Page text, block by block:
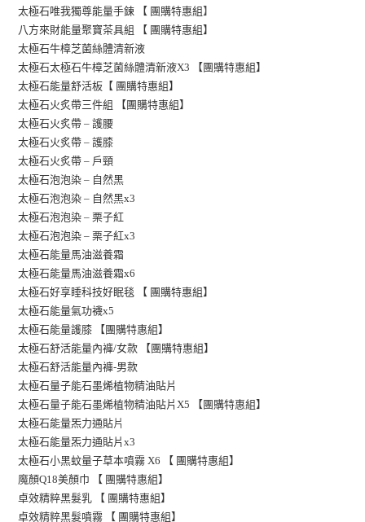
太極石唯我獨尊能量手鍊 【 團購特惠組】
八方來財能量聚寶茶具組 【 團購特惠組】
太極石牛樟芝菌絲體清新液
太極石太極石牛樟芝菌絲體清新液X3 【團購特惠組】
太極石能量舒活板【 團購特惠組】
太極石火炙帶三件組 【團購特惠組】
太極石火炙帶 – 護腰
太極石火炙帶 – 護膝
太極石火炙帶 – 戶頸
太極石泡泡染 – 自然黑
太極石泡泡染 – 自然黑x3
太極石泡泡染 –栗子紅
太極石泡泡染 – 栗子紅x3
太極石能量馬油滋養霜
太極石能量馬油滋養霜x6
太極石好享睡科技好眠毯 【 團購特惠組】
太極石能量氣功襪x5
太極石能量護膝 【團購特惠組】
太極石舒活能量內褲/女款 【團購特惠組】
太極石舒活能量內褲-男款
太極石量子能石墨烯植物精油貼片
太極石量子能石墨烯植物精油貼片X5 【團購特惠組】
太極石能量炁力通貼片
太極石能量炁力通貼片x3
太極石小黑蚊量子草本噴霧 X6 【 團購特惠組】
魔顏Q18美顏巾 【 團購特惠組】
卓效精粹黑髮乳 【 團購特惠組】
卓效精粹黑髮噴霧 【 團購特惠組】